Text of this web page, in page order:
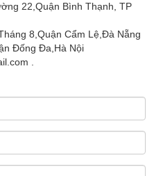
22,Quận Bình Thạnh, TP
8,Quận Cẩm Lệ,Đà Nẵng
Đống Đa,Hà Nội
.